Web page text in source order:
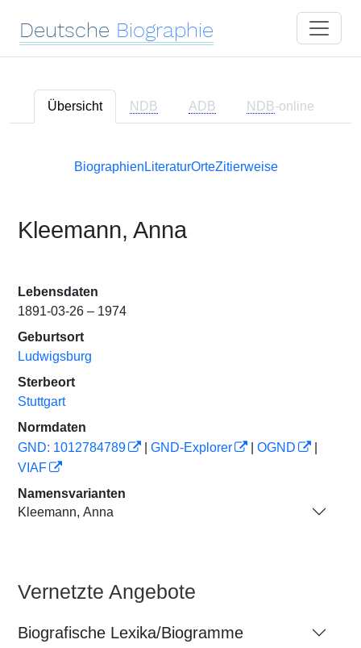
Deutsche Biographie
Übersicht NDB ADB NDB-online
Biographien LiteraturOrteZitierweise
Kleemann, Anna
Lebensdaten
1891-03-26 – 1974
Geburtsort
Ludwigsburg
Sterbeort
Stuttgart
Normdaten
GND: 1012784789
GND-Explorer OGND
VIAF
Namensvarianten
Kleemann, Anna
Vernetzte Angebote
Biografische Lexika/Biogramme